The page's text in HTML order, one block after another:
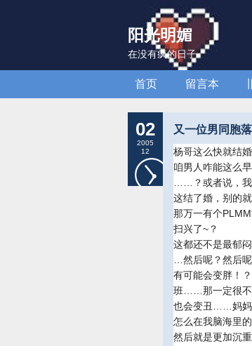
阳光明媚
在没有疯的日子
首页 留言本
02
2005
12
又一位男同胞
杨哥这么快就结
咱男人咋能这么
……？或者说，
这结了婚，别的
那万一有个
扫兴了~？
这都还不是最郁
…然后呢？然后
有可能会变胖！
班……那一定很不
也会变丑……妈妈
怎么在我脑海里
然后就是更加沉